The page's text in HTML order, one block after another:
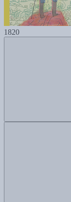
1820